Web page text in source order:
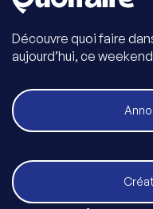
Découvre quoi faire
aujourd’hui, ce